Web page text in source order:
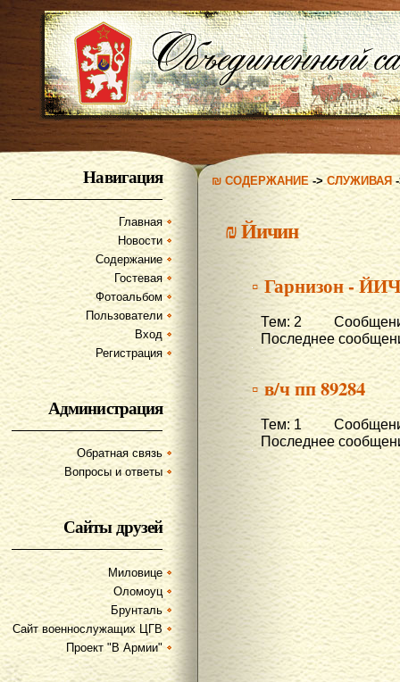
Навигация
Главная
Новости
Содержание
Гостевая
Фотоальбом
Пользователи
Вход
Регистрация
Администрация
Обратная связь
Вопросы и ответы
Сайты друзей
Миловице
Оломоуц
Брунталь
Сайт военнослужащих ЦГВ
Проект "В Армии"
₪ СОДЕРЖАНИЕ->СЛУЖИВАЯ
₪Йичин
▫ Гарнизон -
Тем: 2
Последнее
▫ в/ч пп 89284
Тем: 1
Последнее